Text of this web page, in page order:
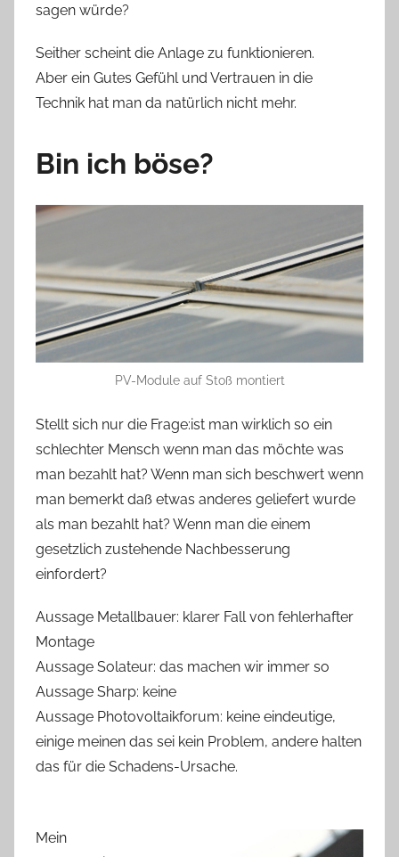
sagen würde?
Seither scheint die Anlage zu funktionieren.
Aber ein Gutes Gefühl und Vertrauen in die
Technik hat man da natürlich nicht mehr.
Bin ich böse?
PV-Module auf Stoß montiert
Stellt sich nur die Frage:ist man wirklich so ein
schlechter Mensch wenn man das möchte was
man bezahlt hat? Wenn man sich beschwert wenn
man bemerkt daß etwas anderes geliefert wurde
als man bezahlt hat? Wenn man die einem
gesetzlich zustehende Nachbesserung
einfordert?
Aussage Metallbauer: klarer Fall von fehlerhafter
Montage
Aussage Solateur: das machen wir immer so
Aussage Sharp: keine
Aussage Photovoltaikforum: keine eindeutige,
einige meinen das sei kein Problem, andere halten
das für die Schadens-Ursache.
Mein